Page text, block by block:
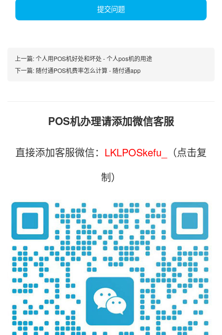
提交问题
上一篇:个人用POS机好处和坏处 - 个人pos机的用途
下一篇: 随付通POS机费率怎么计算 - 随付通app
POS机办理请添加微信客服
直接添加客服微信： LKLPOSkefu_
（点击复
制）